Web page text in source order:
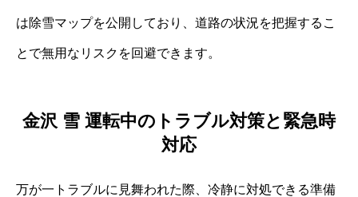
は除雪マップを公開しており、道路の状況を把握するこ
とで無用なリスクを回避できます。
金沢 雪 運転中のトラブル対策と緊急時
対応
万が一トラブルに見舞われた際、冷静に対処できる準備